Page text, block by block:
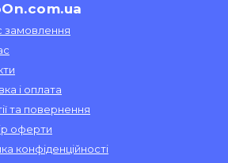
замовлення
і оплата
та повернення
оферти
конфіденційності